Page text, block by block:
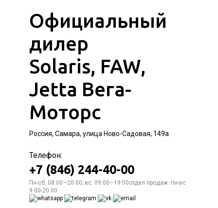
Официальный
дилер
Solaris, FAW,
Jetta Вега-
Моторс
Россия, Самара, улица Ново-Садовая, 149а
Телефон:
+7 (846) 244-40-00
Пн-сб: 08:00—20:00; вс: 09:00—19:00отдел продаж: пн-вс
9:00-20:00